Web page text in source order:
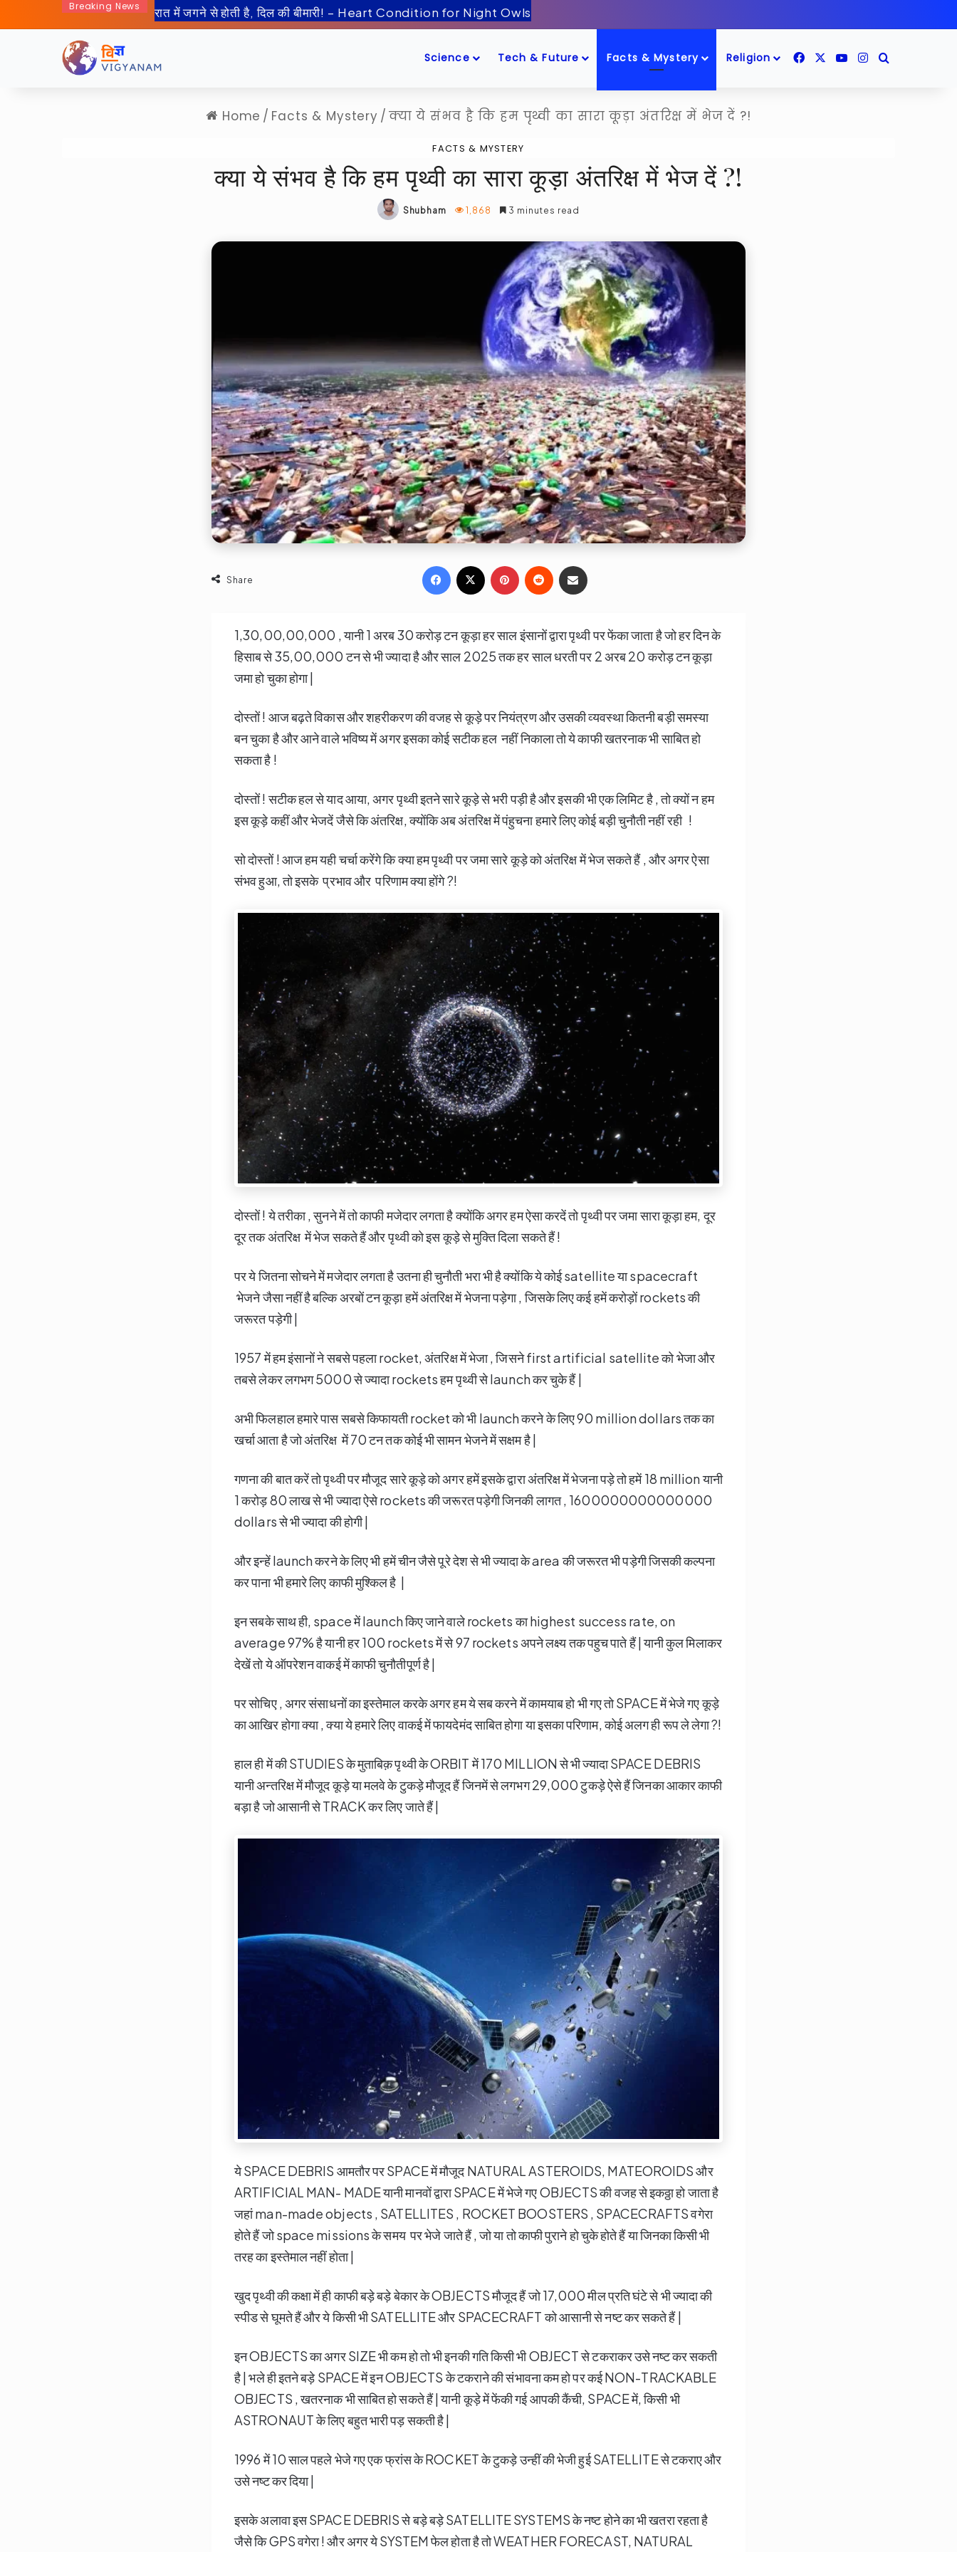
Breaking News 50 साल बाद इंसान जा रहा हैं चाँद के पास! – Artemis-2 Mission Launch
Science Tech & Future Facts & Mystery Religion FacebookYouTubeInstagram
Home / Facts & Mystery / क्या ये संभव है कि हम पृथ्वी का सारा कूड़ा अंतरिक्ष में भेज दें ?!
FACTS & MYSTERY
क्या ये संभव है कि हम पृथ्वी का सारा कूड़ा अंतरिक्ष में भेज दें ?!
Shubham 1,868 3 minutes read
Share
Facebook Pinterest
Reddit
1,30,00,00,000 , यानी 1 अरब 30 करोड़ टन कूड़ा हर साल इंसानों द्वारा पृथ्वी पर फेंका जाता है जो हर दिन के
हिसाब से 35,00,000 टन से भी ज्यादा है और साल 2025 तक हर साल धरती पर 2 अरब 20 करोड़ टन कूड़ा
जमा हो चुका होगा |
दोस्तों ! आज बढ़ते विकास और शहरीकरण की वजह से कूड़े पर नियंत्रण और उसकी व्यवस्था कितनी बड़ी समस्या
बन चुका है और आने वाले भविष्य में अगर इसका कोई सटीक हल नहीं निकाला तो ये काफी खतरनाक भी साबित हो
सकता है !
दोस्तों ! सटीक हल से याद आया, अगर पृथ्वी इतने सारे कूड़े से भरी पड़ी है और इसकी भी एक लिमिट है , तो क्यों न हम
इस कूड़े कहीं और भेजदें जैसे कि अंतरिक्ष, क्योंकि अब अंतरिक्ष में पंहुचना हमारे लिए कोई बड़ी चुनौती नहीं रही !
सो दोस्तों ! आज हम यही चर्चा करेंगे कि क्या हम पृथ्वी पर जमा सारे कूड़े को अंतरिक्ष में भेज सकते हैं , और अगर ऐसा
संभव हुआ, तो इसके प्रभाव और परिणाम क्या होंगे ?!
दोस्तों ! ये तरीका , सुनने में तो काफी मजेदार लगता है क्योंकि अगर हम ऐसा करदें तो पृथ्वी पर जमा सारा कूड़ा हम, दूर
दूर तक अंतरिक्ष में भेज सकते हैं और पृथ्वी को इस कूड़े से मुक्ति दिला सकते हैं !
पर ये जितना सोचने में मजेदार लगता है उतना ही चुनौती भरा भी है क्योंकि ये कोई satellite या spacecraft
भेजने जैसा नहीं है बल्कि अरबों टन कूड़ा हमें अंतरिक्ष में भेजना पड़ेगा , जिसके लिए कई हमें करोड़ों rockets की
जरूरत पड़ेगी |
1957 में हम इंसानों ने सबसे पहला rocket, अंतरिक्ष में भेजा , जिसने first artificial satellite को भेजा और
तबसे लेकर लगभग 5000 से ज्यादा rockets हम पृथ्वी से launch कर चुके हैं |
अभी फिलहाल हमारे पास सबसे किफायती rocket को भी launch करने के लिए 90 million dollars तक का
खर्चा आता है जो अंतरिक्ष में 70 टन तक कोई भी सामन भेजने में सक्षम है |
गणना की बात करें तो पृथ्वी पर मौजूद सारे कूड़े को अगर हमें इसके द्वारा अंतरिक्ष में भेजना पड़े तो हमें 18 million यानी
1 करोड़ 80 लाख से भी ज्यादा ऐसे rockets की जरूरत पड़ेगी जिनकी लागत , 1600000000000000
dollars से भी ज्यादा की होगी |
और इन्हें launch करने के लिए भी हमें चीन जैसे पूरे देश से भी ज्यादा के area की जरूरत भी पड़ेगी जिसकी कल्पना
कर पाना भी हमारे लिए काफी मुश्किल है |
इन सबके साथ ही, space में launch किए जाने वाले rockets का highest success rate, on
average 97% है यानी हर 100 rockets में से 97 rockets अपने लक्ष्य तक पहुच पाते हैं | यानी कुल मिलाकर
देखें तो ये ऑपरेशन वाकई में काफी चुनौतीपूर्ण है |
पर सोचिए , अगर संसाधनों का इस्तेमाल करके अगर हम ये सब करने में कामयाब हो भी गए तो SPACE में भेजे गए कूड़े
का आखिर होगा क्या , क्या ये हमारे लिए वाकई में फायदेमंद साबित होगा या इसका परिणाम, कोई अलग ही रूप ले लेगा ?!
हाल ही में की STUDIES के मुताबिक़ पृथ्वी के ORBIT में 170 MILLION से भी ज्यादा SPACE DEBRIS
यानी अन्तरिक्ष में मौजूद कूड़े या मलवे के टुकड़े मौजूद हैं जिनमें से लगभग 29,000 टुकड़े ऐसे हैं जिनका आकार काफी
बड़ा है जो आसानी से TRACK कर लिए जाते हैं |
ये SPACE DEBRIS आमतौर पर SPACE में मौजूद NATURAL ASTEROIDS, MATEOROIDS और
ARTIFICIAL MAN- MADE यानी मानवों द्वारा SPACE में भेजे गए OBJECTS की वजह से इकठ्ठा हो जाता है
जहां man-made objects , SATELLITES , ROCKET BOOSTERS , SPACECRAFTS वगेरा
होते हैं जो space missions के समय पर भेजे जाते हैं , जो या तो काफी पुराने हो चुके होते हैं या जिनका किसी भी
तरह का इस्तेमाल नहीं होता |
खुद पृथ्वी की कक्षा में ही काफी बड़े बड़े बेकार के OBJECTS मौजूद हैं जो 17,000 मील प्रति घंटे से भी ज्यादा की
स्पीड से घूमते हैं और ये किसी भी SATELLITE और SPACECRAFT को आसानी से नष्ट कर सकते हैं |
इन OBJECTS का अगर SIZE भी कम हो तो भी इनकी गति किसी भी OBJECT से टकराकर उसे नष्ट कर सकती
है | भले ही इतने बड़े SPACE में इन OBJECTS के टकराने की संभावना कम हो पर कई NON-TRACKABLE
OBJECTS , खतरनाक भी साबित हो सकते हैं | यानी कूड़े में फेंकी गई आपकी कैंची, SPACE में, किसी भी
ASTRONAUT के लिए बहुत भारी पड़ सकती है |
1996 में 10 साल पहले भेजे गए एक फ्रांस के ROCKET के टुकड़े उन्हीं की भेजी हुई SATELLITE से टकराए और
उसे नष्ट कर दिया |
इसके अलावा इस SPACE DEBRIS से बड़े बड़े SATELLITE SYSTEMS के नष्ट होने का भी खतरा रहता है
जैसे कि GPS वगेरा ! और अगर ये SYSTEM फेल होता है तो WEATHER FORECAST, NATURAL